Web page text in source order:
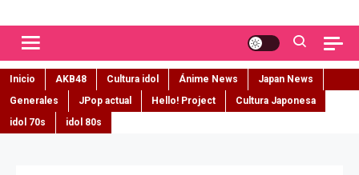
Inicio AKB48 Cultura idol Ánime News
Japan News
Generales
JPop actual Hello! Project
Cultura Japonesa
idol 70s
idol 80s